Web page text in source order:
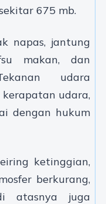
675 mb.
napas, jantung
makan, dan
udara
udara,
dengan hukum
ketinggian,
berkurang,
atasnya juga